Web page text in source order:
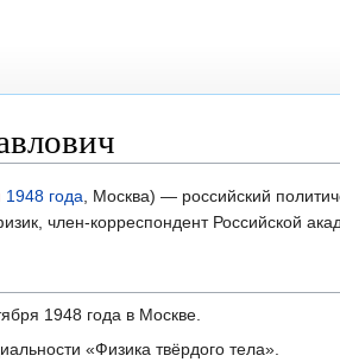
1948 года, Москва) — российский
член-корреспондент Российской
1948 года в Москве.
«Физика твёрдого тела».